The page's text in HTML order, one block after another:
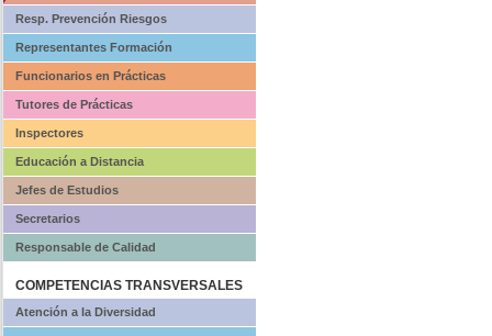
Resp. Prevención Riesgos
Representantes Formación
Funcionarios en Prácticas
Tutores de Prácticas
Inspectores
Educación a Distancia
Jefes de Estudios
Secretarios
Responsable de Calidad
COMPETENCIAS TRANSVERSALES
Atención a la Diversidad